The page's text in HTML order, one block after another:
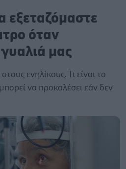
εξεταζόμαστε
όταν
μας
στους ενηλίκους. Τι είναι το
να προκαλέσει εάν δεν